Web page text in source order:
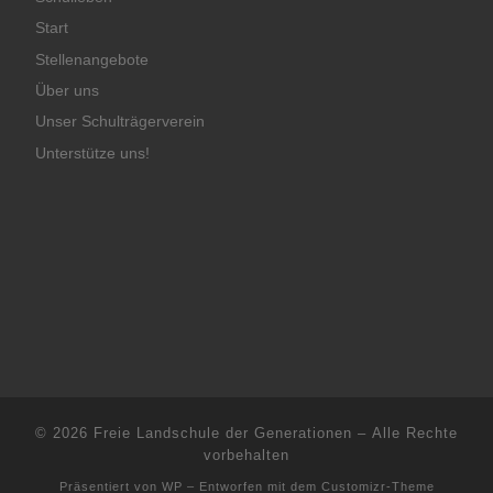
Start
Stellenangebote
Über uns
Unser Schulträgerverein
Unterstütze uns!
© 2026 Freie Landschule der Generationen – Alle Rechte
vorbehalten
Präsentiert von WP – Entworfen mit dem Customizr-Theme